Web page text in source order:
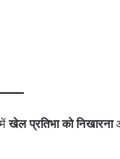
मेंखेल प्रतिभा को निखारना